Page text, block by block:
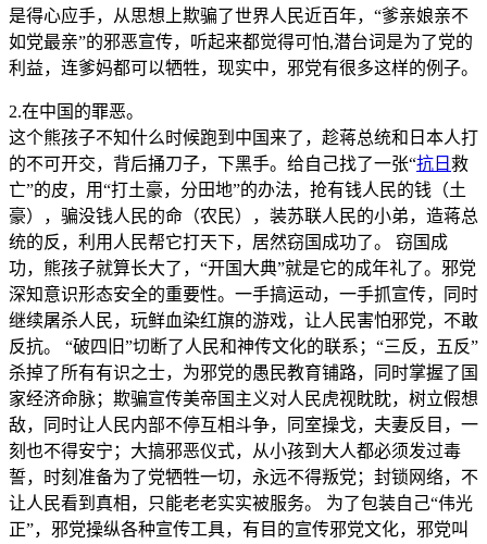
是得心应手，从思想上欺骗了世界人民近百年，“爹亲娘亲不
如党最亲”的邪恶宣传，听起来都觉得可怕,潜台词是为了党的
利益，连爹妈都可以牺牲，现实中，邪党有很多这样的例子。
2.在中国的罪恶。
这个熊孩子不知什么时候跑到中国来了，趁蒋总统和日本人打
的不可开交，背后捅刀子，下黑手。给自己找了一张“抗日 救
亡”的皮，用“打土豪，分田地”的办法，抢有钱人民的钱（土
豪），骗没钱人民的命（农民），装苏联人民的小弟，造蒋总
统的反，利用人民帮它打天下，居然窃国成功了。 窃国成
功，熊孩子就算长大了，“开国大典”就是它的成年礼了。邪党
深知意识形态安全的重要性。一手搞运动，一手抓宣传，同时
继续屠杀人民，玩鲜血染红旗的游戏，让人民害怕邪党，不敢
反抗。 “破四旧”切断了人民和神传文化的联系；“三反，五反”
杀掉了所有有识之士，为邪党的愚民教育铺路，同时掌握了国
家经济命脉；欺骗宣传美帝国主义对人民虎视眈眈，树立假想
敌，同时让人民内部不停互相斗争，同室操戈，夫妻反目，一
刻也不得安宁；大搞邪恶仪式，从小孩到大人都必须发过毒
誓，时刻准备为了党牺牲一切，永远不得叛党；封锁网络，不
让人民看到真相，只能老老实实被服务。 为了包装自己“伟光
正”，邪党操纵各种宣传工具，有目的宣传邪党文化，邪党叫